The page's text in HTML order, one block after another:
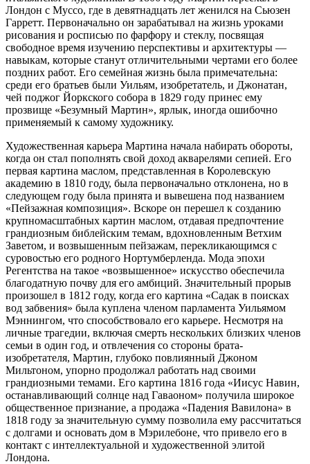
Лондон с Муссо, где в девятнадцать лет женился на Сьюзен
Гарретт. Первоначально он зарабатывал на жизнь уроками
рисования и росписью по фарфору и стеклу, посвящая
свободное время изучению перспективы и архитектуры —
навыкам, которые станут отличительными чертами его более
поздних работ. Его семейная жизнь была примечательна:
среди его братьев были Уильям, изобретатель, и Джонатан,
чей поджог Йоркского собора в 1829 году принес ему
прозвище «Безумный Мартин», ярлык, иногда ошибочно
применяемый к самому художнику.
Художественная карьера Мартина начала набирать обороты,
когда он стал пополнять свой доход акварелями сепией. Его
первая картина маслом, представленная в Королевскую
академию в 1810 году, была первоначально отклонена, но в
следующем году была принята и вывешена под названием
«Пейзажная композиция». Вскоре он перешел к созданию
крупномасштабных картин маслом, отдавая предпочтение
грандиозным библейским темам, вдохновленным Ветхим
Заветом, и возвышенным пейзажам, перекликающимся с
суровостью его родного Нортумберленда. Мода эпохи
Регентства на такое «возвышенное» искусство обеспечила
благодатную почву для его амбиций. Значительный прорыв
произошел в 1812 году, когда его картина «Садак в поисках
вод забвения» была куплена членом парламента Уильямом
Мэннингом, что способствовало его карьере. Несмотря на
личные трагедии, включая смерть нескольких близких членов
семьи в один год, и отвлечения со стороны брата-
изобретателя, Мартин, глубоко повлиянный Джоном
Мильтоном, упорно продолжал работать над своими
грандиозными темами. Его картина 1816 года «Иисус Навин,
останавливающий солнце над Гаваоном» получила широкое
общественное признание, а продажа «Падения Вавилона» в
1818 году за значительную сумму позволила ему рассчитаться
с долгами и основать дом в Мэрилебоне, что привело его в
контакт с интеллектуальной и художественной элитой
Лондона.